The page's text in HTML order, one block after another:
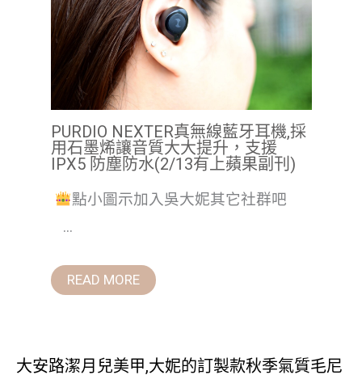
PURDIO NEXTER真無線藍牙耳機,採
用石墨烯讓音質大大提升，支援
IPX5 防塵防水(2/13有上蘋果副刊)
點小圖示加入吳大妮其它社群吧
...
READ MORE
大安路潔月兒美甲,大妮的訂製款秋季氣質毛尼